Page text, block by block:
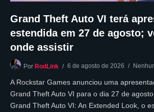
Grand Theft Auto VI terá
estendida em 27 de agosto;
onde assistir
Por RodLink 6 de agosto de 2026
A Rockstar Games anunciou uma
Grand Theft Auto VI para o dia 27 de
Grand Theft Auto VI: An Extended Look, o